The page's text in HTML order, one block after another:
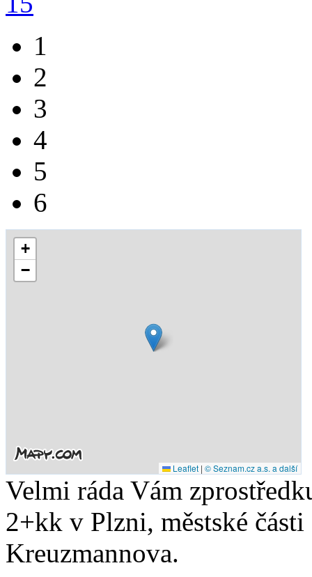
1
2
3
4
5
6
+
−
Leaflet | © Seznam.cz a.s. a další
Velmi ráda Vám
2+kk v Plzni, městské
Kreuzmannova.